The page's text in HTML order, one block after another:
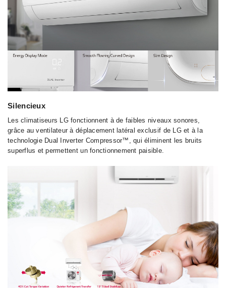
Silencieux
Les climatiseurs LG fonctionnent à de faibles niveaux sonores,
grâce au ventilateur à déplacement latéral exclusif de LG et à la
technologie Dual Inverter Compressor™, qui éliminent les bruits
superflus et permettent un fonctionnement paisible.